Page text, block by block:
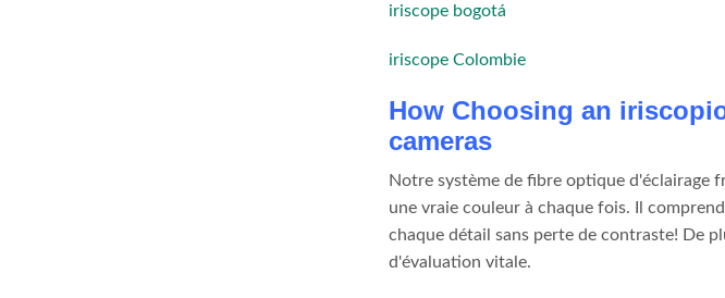
iriscope bogotá
iriscope Colombie
How Choosing an
cameras
Notre système de fibre optique d'éclairage
une vraie couleur à chaque fois. Il
chaque détail sans perte de contraste! De
d'évaluation vitale.